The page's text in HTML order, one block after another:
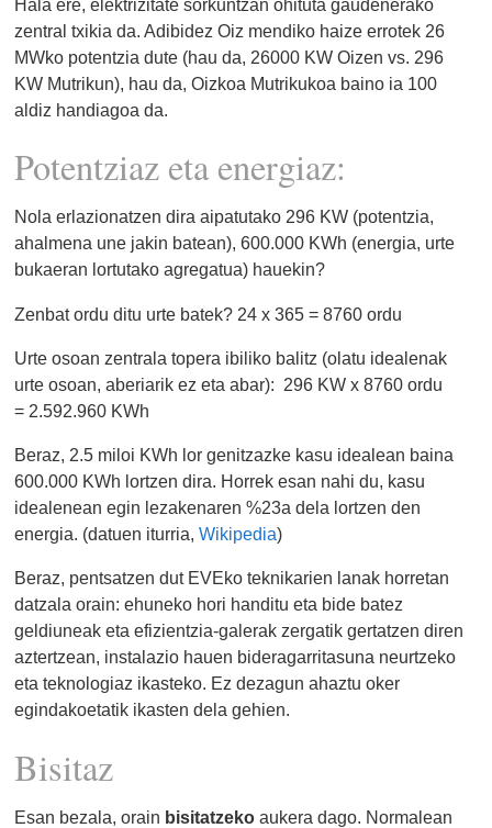
zentral txikia da. Adibidez Oiz mendiko haize errotek 26
MWko potentzia dute (hau da, 26000 KW Oizen vs. 296
KW Mutrikun), hau da, Oizkoa Mutrikukoa baino ia 100
aldiz handiagoa da.
Potentziaz eta energiaz:
Nola erlazionatzen dira aipatutako 296 KW (potentzia,
ahalmena une jakin batean), 600.000 KWh (energia, urte
bukaeran lortutako agregatua) hauekin?
Zenbat ordu ditu urte batek? 24 x 365 = 8760 ordu
Urte osoan zentrala topera ibiliko balitz (olatu idealenak
urte osoan, aberiarik ez eta abar): 296 KW x 8760 ordu
= 2.592.960 KWh
Beraz, 2.5 miloi KWh lor genitzazke kasu idealean baina
600.000 KWh lortzen dira. Horrek esan nahi du, kasu
idealenean egin lezakenaren %23a dela lortzen den
energia. (datuen iturria,Wikipedia)
Beraz, pentsatzen dut EVEko teknikarien lanak horretan
datzala orain: ehuneko hori handitu eta bide batez
geldiuneak eta efizientzia-galerak zergatik gertatzen diren
aztertzean, instalazio hauen bideragarritasuna neurtzeko
eta teknologiaz ikasteko. Ez dezagun ahaztu oker
egindakoetatik ikasten dela gehien.
Bisitaz
Esan bezala, orain bisitatzeko aukera dago. Normalean